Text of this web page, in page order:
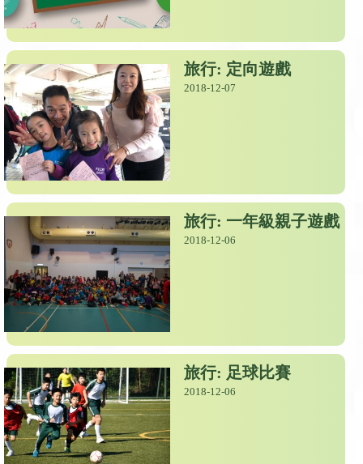
旅行: 定向遊戲
2018-12-07
旅行: 一年級親子遊戲
2018-12-06
旅行: 足球比賽
2018-12-06